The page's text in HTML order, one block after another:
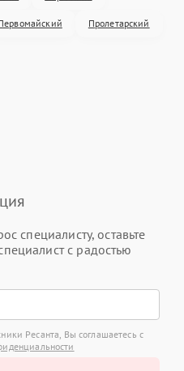
Пролетарский
специалисту, оставьте
с радостью
Ресанта, Вы соглашаетесь с